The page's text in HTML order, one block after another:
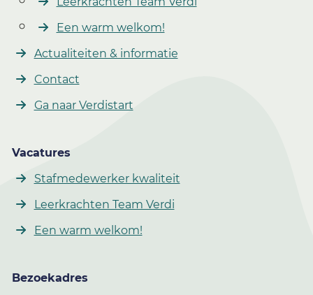
Een warm welkom!
Actualiteiten & informatie
Contact
Ga naar Verdistart
Vacatures
Stafmedewerker kwaliteit
Leerkrachten Team Verdi
Een warm welkom!
Bezoekadres